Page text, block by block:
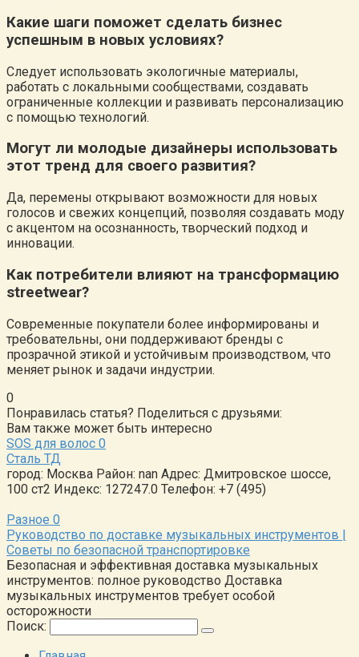
Какие шаги поможет сделать бизнес
успешным в новых условиях?
Следует использовать экологичные материалы,
работать с локальными сообществами, создавать
ограниченные коллекции и развивать персонализацию
с помощью технологий.
Могут ли молодые дизайнеры использовать
этот тренд для своего развития?
Да, перемены открывают возможности для новых
голосов и свежих концепций, позволяя создавать моду
с акцентом на осознанность, творческий подход и
инновации.
Как потребители влияют на трансформацию
streetwear?
Современные покупатели более информированы и
требовательны, они поддерживают бренды с
прозрачной этикой и устойчивым производством, что
меняет рынок и задачи индустрии.
0
Понравилась статья? Поделиться с друзьями:
Вам также может быть интересно
SOS для волос 0
Сталь ТД
город: Москва Район: nan Адрес: Дмитровское шоссе,
100 ст2 Индекс: 127247.0 Телефон: +7 (495)
Разное 0
Руководство по доставке музыкальных инструментов |
Советы по безопасной транспортировке
Безопасная и эффективная доставка музыкальных
инструментов: полное руководство Доставка
музыкальных инструментов требует особой
осторожности
Поиск: